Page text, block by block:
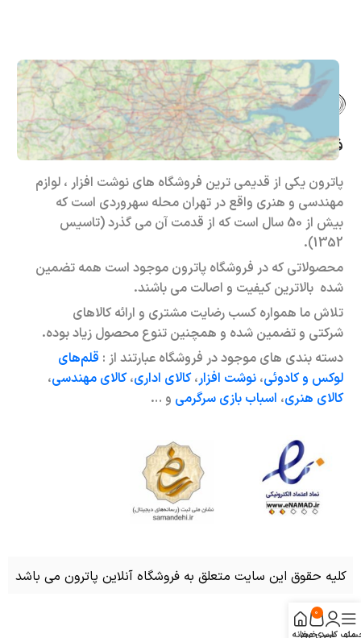
فروشگاه حضوری – اینترنتی پاترون
پاترون یکی از قدیمی ترین فروشگاه های نوشت افزار ، لوازم
مهندسی و هنری واقع در تهران محله سهروردی است که
بیش از 50 سال است که از قدمت آن می گذرد (تاسیس
1352).
محصولاتی که در فروشگاه پاترون موجود است همه تضمین
شده بالاترین کیفیت و اصالت می باشند.
تلاش ما همواره کسب رضایت مشتری و ارائه کالاهای
شرکتی و تضمین شده و همچنین تنوع محصول زیاد بوده.
دسته بندی های موجود در فروشگاه عبارتند از : قلم‌های
لوکس و کادوئی، نوشت افزار،کالای اداری،کالای مهندسی،
کالای هنری، اسباب بازی سرگرمی و …
کلیه حقوق این سایت متعلق به فروشگاه آنلاین پاترون می باشد
منوکاربری من
0
سبد خریدخانه